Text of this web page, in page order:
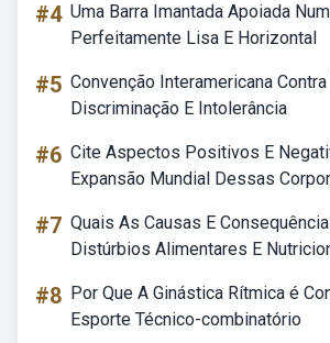
#4 Uma Barra Imantada Apoiada
Perfeitamente Lisa E Horizontal
#5 Convenção Interamericana
Discriminação E Intolerância
#6 Cite Aspectos Positivos E
Expansão Mundial Dessas
#7 Quais As Causas E
Distúrbios Alimentares E
#8 Por Que A Ginástica Rítmica é
Esporte Técnico-combinatório